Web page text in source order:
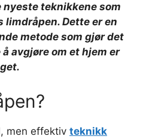
nyeste teknikkene som
limdråpen. Dette er en
metode som gjør det
avgjøre om et hjem er
men effektiv teknikk